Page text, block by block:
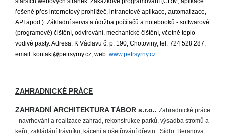
řešené přes internetový prohlížeč, intranetové aplikace, automatizace,
API apod.). Základní servis a údržba počítačů a notebooků - softwarové
(programové) čištění, odvirování, mechanické čištění, včetně teplo-
vodivé pasty. Adresa: K Václavu č. p. 190, Chotoviny, tel: 724 528 287,
email: kontakt@petrsyrny.cz, web: www.petrsyrny.cz
ZAHRADNICKÉ PRÁCE
ZAHRADNÍ ARCHITEKTURA TÁBOR s.r.o.. Zahradnické práce
- navrhování a realizace zahrad, rekonstrukce parků, výsadba stromů a
keřů, zakládání trávníků, kácení a ošetřování dřevin. Sídlo: Beranova